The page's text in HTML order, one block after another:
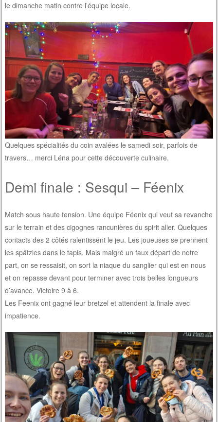
le dimanche matin contre l’équipe locale.
Quelques spécialités du coin avalées le samedi soir, parfois de
travers… merci Léna pour cette découverte culinaire.
Demi finale : Sesqui – Féenix
Match sous haute tension. Une équipe Féenix qui veut sa revanche
sur le terrain et des cigognes rancunières du spirit aller. Quelques
contacts des 2 côtés ralentissent le jeu. Les joueuses se prennent
les spätzles dans le tapis. Mais malgré un faux départ de notre
part, on se ressaisit, on sort la niaque du sanglier qui est en nous
et on repasse devant pour terminer avec trois belles longueurs
d’avance. Victoire 9 à 6.
Les Feenix ont gagné leur bretzel et attendent la finale avec
impatience.